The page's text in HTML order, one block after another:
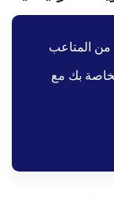
المتاعب
بك مع